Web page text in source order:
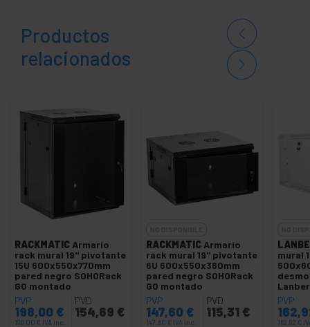
Productos
relacionados
RACKMATIC Armario
rack mural 19'' pivotante
15U 600x550x770mm
pared negro SOHORack
GO montado
PVP
198,00 €
198,00 € IVA inc.
PVD
154,69 €
RACKMATIC Armario
rack mural 19'' pivotante
6U 600x550x360mm
pared negro SOHORack
GO montado
PVP
147,60 €
147,60 € IVA inc.
PVD
115,31 €
mural
PVP
162,92 €